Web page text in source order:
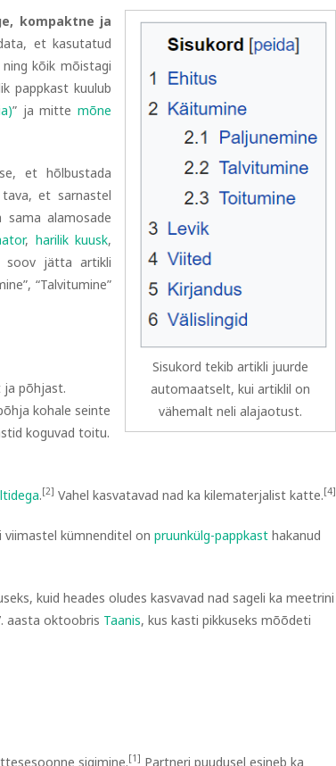
Sisukord tekib artikli juurde
automaatselt, kui artiklil on
vähemalt neli alajaotust.
kompaktne ja
et kasutatud
kõik mõistagi
pappkast kuulub
” ja mittemõne
et hõlbustada
et sarnastel
alamosade
, harilik kuusk,
soov jätta artikli
“Talvitumine”
ja põhjast.
kohale seinte
koguvad toitu.
.[2] Vahel kasvatavad nad ka kilematerjalist katte.[4]
viimastel kümnenditel on pruunkülg-pappkast hakanud
kuid heades oludes kasvavad nad sageli ka meetrini
aasta oktoobris Taanis, kus kasti pikkuseks mõõdeti
sigimine.[1] Partneri puudusel esineb ka